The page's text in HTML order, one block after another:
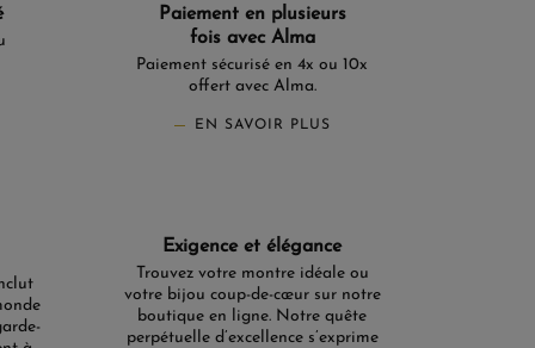
Paiement en plusieurs
fois avec Alma
Paiement sécurisé en 4x ou 10x
offert avec Alma.
EN SAVOIR PLUS
Exigence et élégance
Trouvez votre montre idéale ou
votre bijou coup-de-cœur sur notre
boutique en ligne. Notre quête
perpétuelle d’excellence s’exprime